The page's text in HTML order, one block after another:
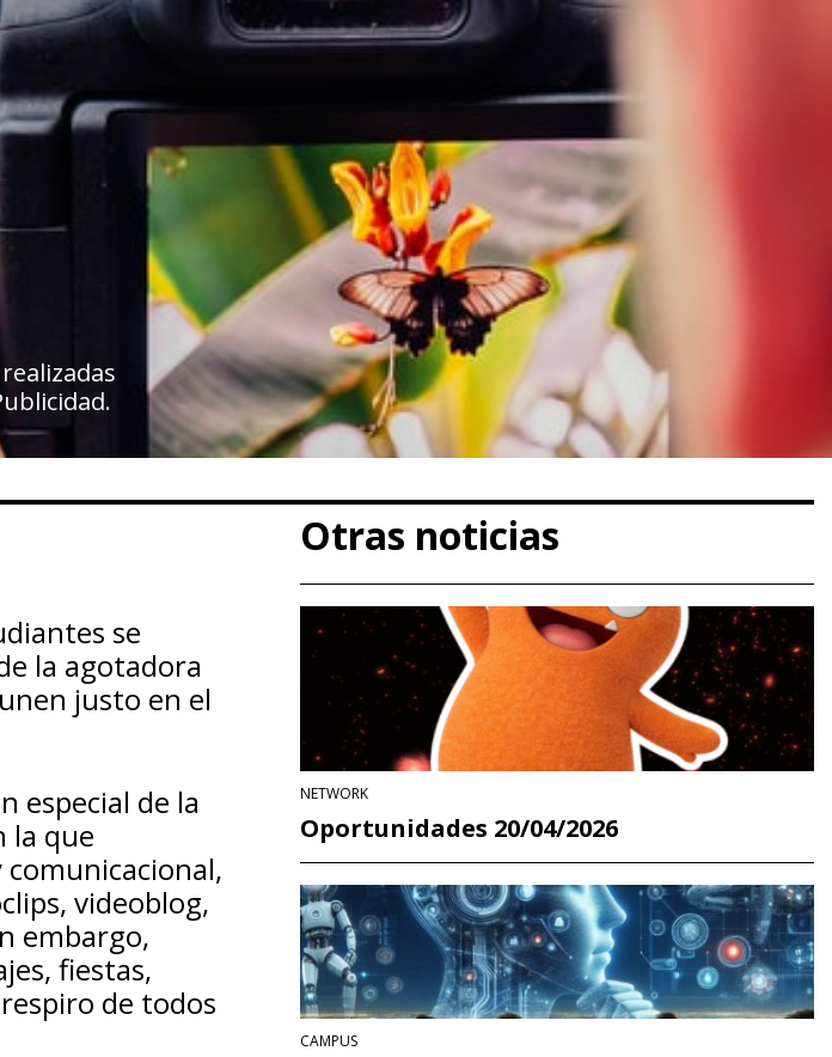
se
la agotadora
justo en el
especial de la
la que
videoblog,
embargo,
fiestas,
de todos
Otras noticias
NETWORK
Oportunidades 20/04/2026
CAMPUS